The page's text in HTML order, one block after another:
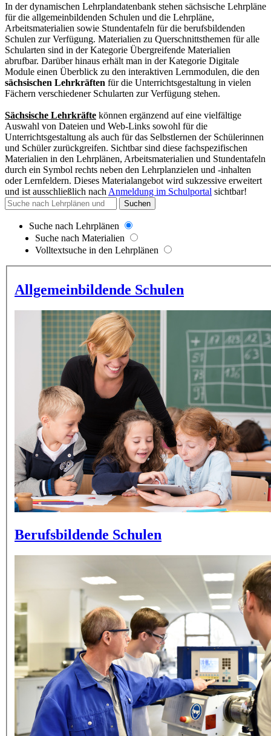
In der dynamischen Lehrplandatenbank stehen sächsische Lehrpläne
für die allgemeinbildenden Schulen und die Lehrpläne,
Arbeitsmaterialien sowie Stundentafeln für die berufsbildenden
Schulen zur Verfügung. Materialien zu Querschnittsthemen für alle
Schularten sind in der Kategorie Übergreifende Materialien
abrufbar. Darüber hinaus erhält man in der Kategorie Digitale
Module einen Überblick zu den interaktiven Lernmodulen, die den
sächsischen Lehrkräften für die Unterrichtsgestaltung in vielen
Fächern verschiedener Schularten zur Verfügung stehen.
Sächsische Lehrkräfte können ergänzend auf eine vielfältige
Auswahl von Dateien und Web-Links sowohl für die
Unterrichtsgestaltung als auch für das Selbstlernen der Schülerinnen
und Schüler zurückgreifen. Sichtbar sind diese fachspezifischen
Materialien in den Lehrplänen, Arbeitsmaterialien und Stundentafeln
durch ein Symbol rechts neben den Lehrplanzielen und -inhalten
oder Lernfeldern. Dieses Materialangebot wird sukzessive erweitert
und ist ausschließlich nach Anmeldung im Schulportal sichtbar!
Suchen
Suche nach Lehrplänen
Suche nach Materialien
Volltextsuche in den Lehrplänen
Allgemeinbildende Schulen
Berufsbildende Schulen